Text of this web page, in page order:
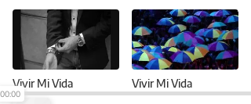
Vivir Mi Vida
Marc Anthony
Vivir Mi Vida
Marc Anthony
00:00